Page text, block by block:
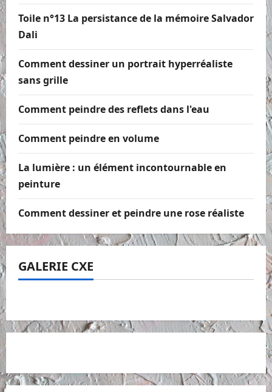
Toile n°13 La persistance de la mémoire Salvador
Dali
Comment dessiner un portrait hyperréaliste
sans grille
Comment peindre des reflets dans l'eau
Comment peindre en volume
La lumière : un élément incontournable en
peinture
Comment dessiner et peindre une rose réaliste
GALERIE CXE